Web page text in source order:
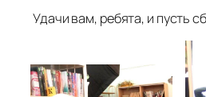
Удачи вам, ребята, и пусть